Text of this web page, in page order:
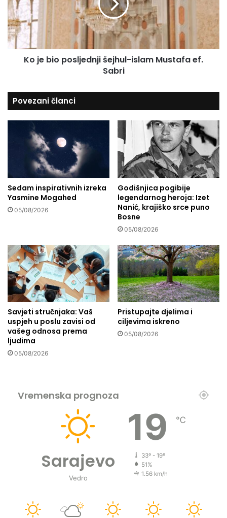
a
z
a
n
i
o
l
g
o
p
r
r
a
m
a
z
a
n
a
?
b
i
o
p
e
n
j
h
u
l
-
a
m
M
s
t
a
f
a
e
f
Ko je bio posljednji šejhul-islam Mustafa ef.
Sabri
Povezani članci
Sedam inspirativnih izreka
Yasmine Mogahed
05/08/2026
Godišnjica pogibije
legendarnog heroja: Izet
Nanić, krajiško srce puno
Bosne
05/08/2026
Savjeti stručnjaka: Vaš
uspjeh u poslu zavisi od
vašeg odnosa prema
ljudima
05/08/2026
Pristupajte djelima i
ciljevima iskreno
05/08/2026
Vremenska prognoza
Sarajevo
Vedro
19 ℃
33º - 19º
51%
1.56 km/h